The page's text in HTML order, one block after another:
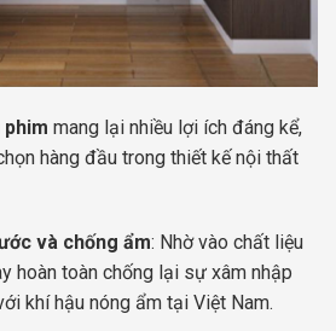
mang lại nhiều lợi ích đáng kể,
hàng đầu trong thiết kế nội thất
và chống ẩm: Nhờ vào chất liệu
hoàn toàn chống lại sự xâm nhập
khí hậu nóng ẩm tại Việt Nam.